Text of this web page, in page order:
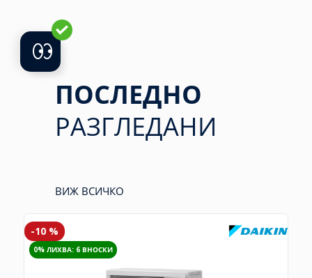
ПОСЛЕДНО
РАЗГЛЕДАНИ
ВИЖ ВСИЧКО
-10 %
0% ЛИХВА: 6 ВНОСКИ